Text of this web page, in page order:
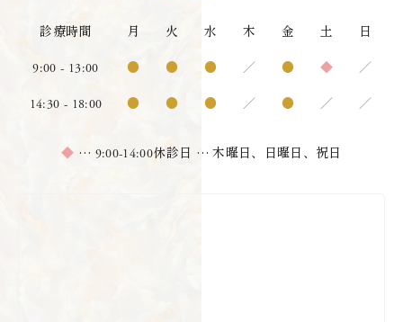
診療時間 月 火 水 木 金 土 日
9:00 - 13:00 ● ● ● ／ ● ◆ ／
14:30 - 18:00 ● ● ● ／ ● ／ ／
◆ … 9:00-14:00休診日 … 木曜日、日曜日、祝日